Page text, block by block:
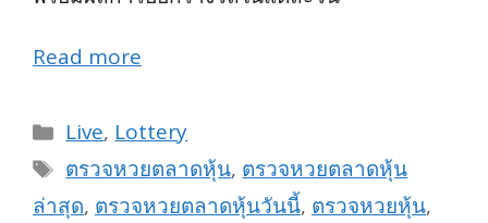
Read more
Categories
Live, Lottery
Tags
ตรวจหวยตลาดหุ้น, ตรวจหวยตลาดหุ้น
ล่าสุด, ตรวจหวยตลาดหุ้นวันนี้, ตรวจหวยหุ้น,